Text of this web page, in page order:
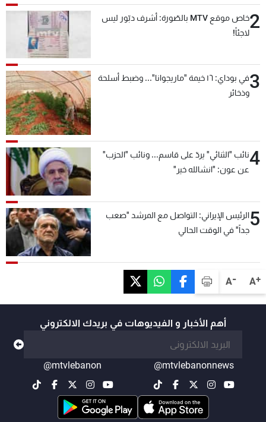
A+
A-
2
خاص موقع MTV بالصّورة: أشرف دبّور ليس
لاجئاً!
3
في بوداي: ١٦ خيمة "ماريجوانا"... وضبط أسلحة
وذخائر
4نائب "الثنائي" يردّ على قاسم... ونائب "الحزب"
عن عون: "انشالله خير"
5الرئيس الإيراني: التواصل مع المرشد "صعب
جداً" في الوقت الحالي
أهم الأخبار و الفيديوهات في بريدك الالكتروني
@mtvlebanonnews
@mtvlebanon